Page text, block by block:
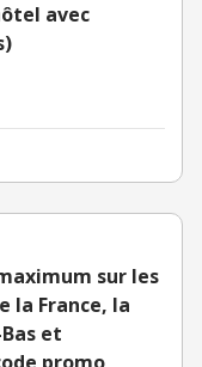
avec
sur les
la France, la
et